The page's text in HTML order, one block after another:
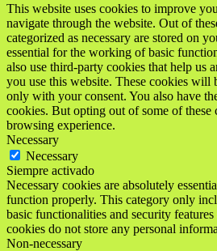
This website uses cookies to improve
navigate through the website. Out of
categorized as necessary are stored on
essential for the working of basic
also use third-party cookies that help us
you use this website. These cookies will
only with your consent. You also have
cookies. But opting out of some of these
browsing experience.
Necessary
Necessary
Siempre activado
Necessary cookies are absolutely
function properly. This category only
basic functionalities and security
cookies do not store any personal
Non-necessary